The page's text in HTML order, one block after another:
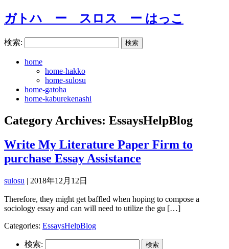
ガトハ ー スロス ー はっこ
検索:
home
home-hakko
home-sulosu
home-gatoha
home-kaburekenashi
Category Archives: EssaysHelpBlog
Write My Literature Paper Firm to
purchase Essay Assistance
sulosu | 2018年12月12日
Therefore, they might get baffled when hoping to compose a
sociology essay and can will need to utilize the gu […]
Categories: EssaysHelpBlog
検索: